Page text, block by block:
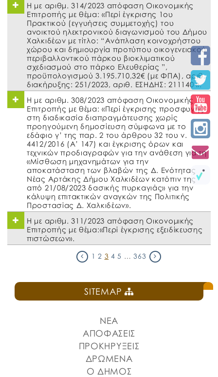
Η με αριθμ. 314/2023 απόφαση Οικονομικής
Επιτροπής με θέμα: «Περί έγκρισης 1ου
Πρακτικού (εγγυήσεις συμμετοχής) του
ανοικτού ηλεκτρονικού διαγωνισμού του Δήμου
Χαλκιδέων με τίτλο: “Ανάπλαση κοινοχρήστου
χώρου και δημιουργία προτύπου οικογενειακού
περιβαλλοντικού πάρκου βιοκλιματικού
σχεδιασμού στο πάρκο Ελευθερίας ”,
προϋπολογισμού 3.195.710,32€ (με ΦΠΑ), αριθ.
διακήρυξης: 251/2023, αριθ. ΕΣΗΔΗΣ: 211140 ».
Η με αριθμ. 308/2023 απόφαση Οικονομικής
Επιτροπής με θέμα: «Περί έγκρισης προσφυγής
στη διαδικασία διαπραγμάτευσης χωρίς
προηγούμενη δημοσίευση σύμφωνα με το
εδάφιο γ’ της παρ. 2 του άρθρου 32 του ν.
4412/2016 (Α’ 147) και έγκρισης όρων και
τεχνικών προδιαγραφών για την ανάθεση για τη
«Μίσθωση μηχανημάτων για την
αποκατάσταση των βλαβών της Δ. Ενότητας
Νέας Αρτάκης Δήμου Χαλκιδέων κατόπιν της
από 21/08/2023 δασικής πυρκαγιάς» για την
κάλυψη επιτακτικών αναγκών της Πολιτικής
Προστασίας Δ. Χαλκιδέων».
Η με αριθμ. 311/2023 απόφαση Οικονομικής
Επιτροπής με θέμα:«Περί έγκρισης εξειδίκευσης
πιστώσεων».
1 2 3 4 5 363
SITEMAP
ΝΕΑ
ΑΠΟΦΑΣΕΙΣ
ΠΡΟΚΗΡΥΞΕΙΣ
ΔΡΩΜΕΝΑ
Ο ΔΗΜΟΣ